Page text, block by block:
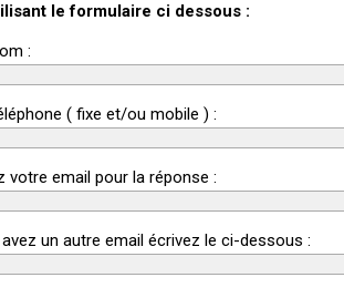
le formulaire ci dessous :
:
( fixe et/ou mobile ) :
votre email pour la réponse :
un autre email écrivez le ci-dessous :